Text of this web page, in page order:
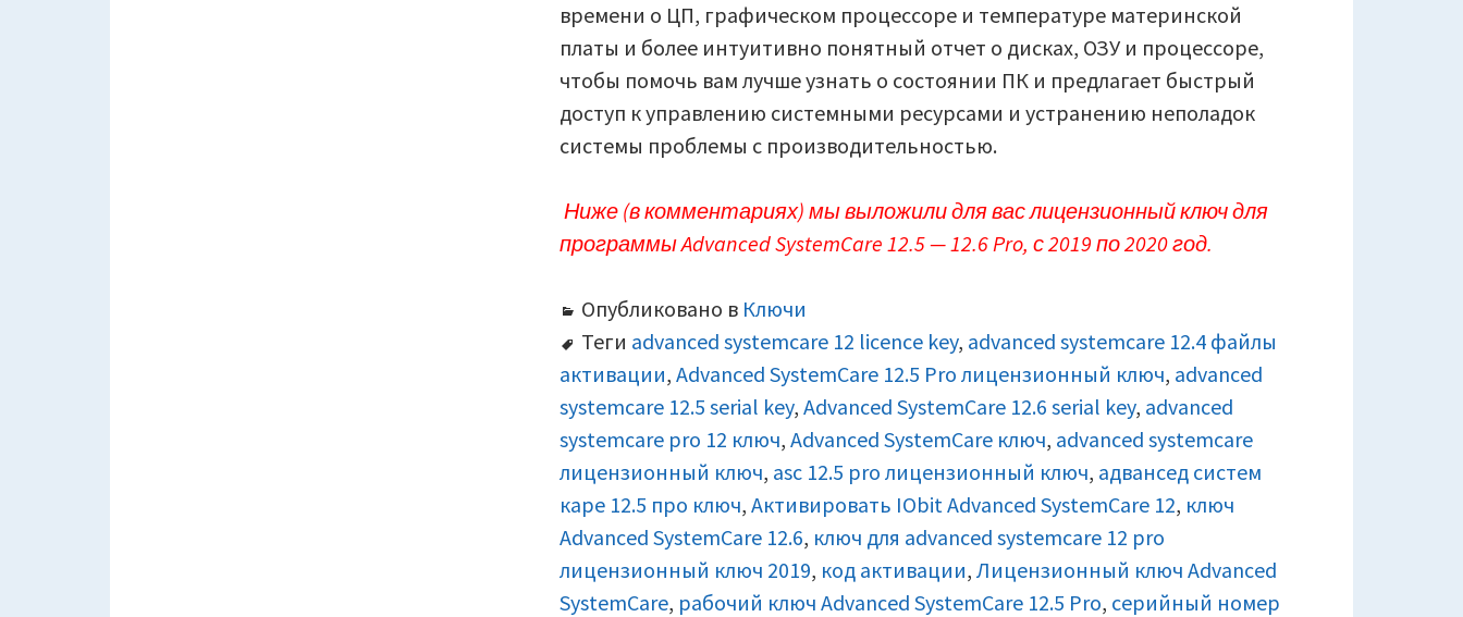
времени о ЦП, графическом процессоре и температуре материнской
платы и более интуитивно понятный отчет о дисках, ОЗУ и процессоре,
чтобы помочь вам лучше узнать о состоянии ПК и предлагает быстрый
доступ к управлению системными ресурсами и устранению неполадок
системы проблемы с производительностью.
Ниже (в комментариях) мы выложили для вас лицензионный ключ для
программы Advanced SystemCare 12.5 — 12.6 Pro, с 2019 по 2020 год.
Опубликовано в Ключи
Теги advanced systemcare 12 licence key, advanced systemcare 12.4 файлы
активации,Advanced SystemCare 12.5 Pro лицензионный ключ, advanced
systemcare 12.5 serial key,Advanced SystemCare 12.6 serial key, advanced
systemcare pro 12 ключ,Advanced SystemCare ключ, advanced systemcare
лицензионный ключ, asc 12.5 pro лицензионный ключ, адвансед систем
каре 12.5 про ключ,Активировать IObit Advanced SystemCare 12, ключ
Advanced SystemCare 12.6, ключ для advanced systemcare 12 pro
лицензионный ключ 2019, код активации,Лицензионный ключ Advanced
SystemCare, рабочий ключ Advanced SystemCare 12.5 Pro, серийный номер